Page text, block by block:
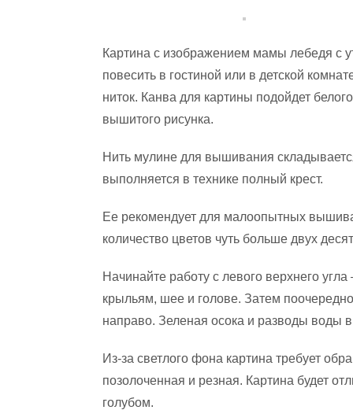
Картина с изображением мамы лебедя с
повесить в гостиной или в детской
ниток. Канва для картины подойдет
вышитого рисунка.
Нить мулине для вышивания
выполняется в технике полный крест.
Ее рекомендует для малоопытных
количество цветов чуть больше двух
Начинайте работу с левого верхнего
крыльям, шее и голове. Затем
направо. Зеленая осока и разводы
Из-за светлого фона картина требует
позолоченная и резная. Картина будет
голубом.